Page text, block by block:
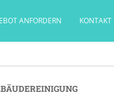
ANFORDERN KONTAKT